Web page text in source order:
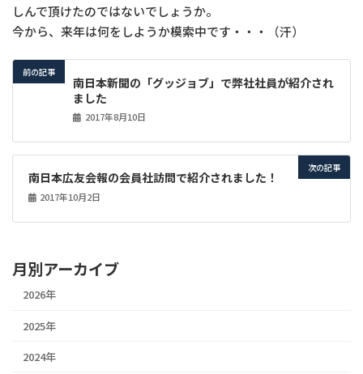
しんで頂けたのではないでしょうか。
今から、来年は何をしようか模索中です・・・（汗）
前の記事
南日本新聞の「グッジョブ」で弊社社員が紹介され
ました
2017年8月10日
次の記事
南日本広友会報の会員社訪問で紹介されました！
2017年10月2日
月別アーカイブ
2026年
2025年
2024年